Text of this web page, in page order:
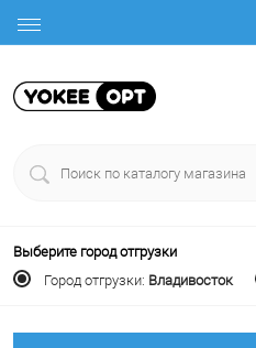
Выберите город отгрузки
Город отгрузки: Владивосток